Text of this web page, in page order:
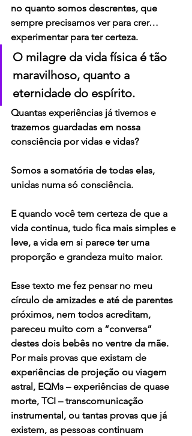
no quanto somos descrentes, que
sempre precisamos ver para crer…
experimentar para ter certeza.
O milagre da vida física é tão
maravilhoso, quanto a
eternidade do espírito.
Quantas experiências já tivemos e
trazemos guardadas em nossa
consciência por vidas e vidas?
Somos a somatória de todas elas,
unidas numa só consciência.
E quando você tem certeza de que a
vida continua, tudo fica mais simples e
leve, a vida em si parece ter uma
proporção e grandeza muito maior.
Esse texto me fez pensar no meu
círculo de amizades e até de parentes
próximos, nem todos acreditam,
pareceu muito com a “conversa”
destes dois bebês no ventre da mãe.
Por mais provas que existam de
experiências de projeção ou viagem
astral, EQMs – experiências de quase
morte, TCI – transcomunicação
instrumental, ou tantas provas que já
existem, as pessoas continuam